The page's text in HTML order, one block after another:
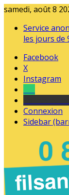
samedi, août 8
Service
les jours de
Facebook
X
Instagram
Connexion
Sidebar